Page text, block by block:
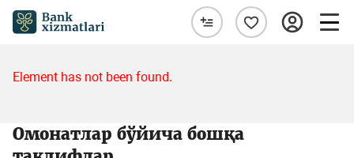
Element has not been found.
Омонатлар бўйича бошқа